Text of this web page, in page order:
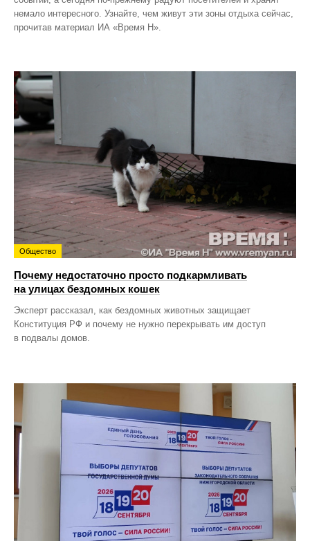
немало интересного. Узнайте, чем живут эти зоны отдыха сейчас,
прочитав материал ИА «Время Н».
Общество
Почему недостаточно просто подкармливать
на улицах бездомных кошек
Эксперт рассказал, как бездомных животных защищает
Конституция РФ и почему не нужно перекрывать им доступ
в подвалы домов.